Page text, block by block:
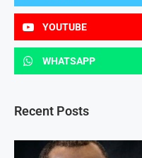
YOUTUBE
WHATSAPP
Recent Posts